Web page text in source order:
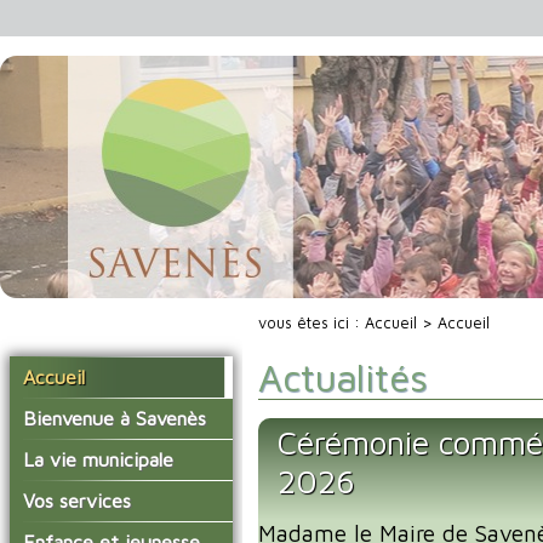
Accueil
Bienvenue à Savenès
Situer Savenès
Savenès en chiffre
L'histoire du village
La vie municipale
Vos élus
Les compte-rendus du
Vos services
La mairie
vous êtes ici : Accueil > Accueil
Actualités
Cérémonie
2026
Madame le Maire de